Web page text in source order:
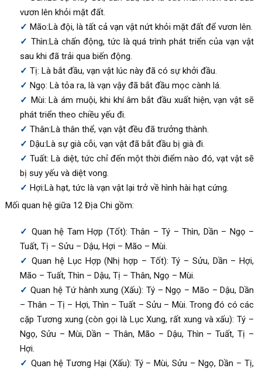
vươn lên khỏi mặt đất.
Mão:Là đội, là tất cả vạn vật nứt khỏi mặt đất để vươn lên.
Thìn:Là chấn động, tức là quá trình phát triển của vạn vật
sau khi đã trải qua biến động.
Tị: Là bắt đầu, vạn vật lúc này đã có sự khởi đầu.
Ngọ: Là tỏa ra, là vạn vậy đã bắt đầu mọc cành lá.
Mùi: Là ám muội, khi khí âm bắt đầu xuất hiện, vạn vật sẽ
phát triển theo chiều yếu đi.
Thân:Là thân thể, vạn vật đều đã trưởng thành.
Dậu:Là sự già cỗi, vạn vật đã bắt đầu bị già đi.
Tuất: Là diệt, tức chỉ đến một thời điểm nào đó, vạt vật sẽ
bị suy yếu và diệt vong.
Hợi:Là hạt, tức là vạn vật lại trở về hình hài hạt cứng.
Mối quan hệ giữa 12 Địa Chi gồm:
Quan hệ Tam Hợp (Tốt): Thân – Tý – Thìn, Dần – Ngọ –
Tuất, Tị – Sửu – Dậu, Hợi – Mão – Mùi.
Quan hệ Lục Hợp (Nhị hợp – Tốt): Tý – Sửu, Dần – Hợi,
Mão – Tuất, Thìn – Dậu, Tị – Thân, Ngọ – Mùi.
Quan hệ Tứ hành xung (Xấu): Tý – Ngọ – Mão – Dậu, Dần
– Thân – Tị – Hợi, Thìn – Tuất – Sửu – Mùi. Trong đó có các
cặp Tương xung (còn gọi là Lục Xung, rất xung và xấu): Tý –
Ngọ, Sửu – Mùi, Dần – Thân, Mão – Dậu, Thìn – Tuất, Tị –
Hợi.
Quan hệ Tương Hại (Xấu): Tý – Mùi, Sửu – Ngọ, Dần – Tị,